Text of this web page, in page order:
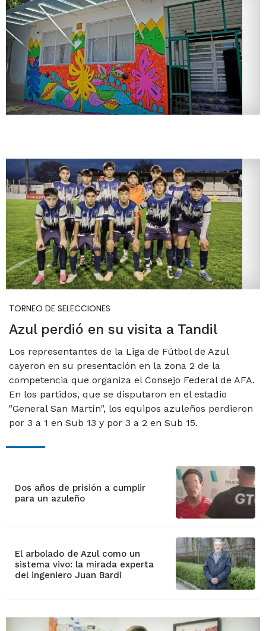
TORNEO DE SELECCIONES
Azul perdió en su visita a Tandil
Los representantes de la Liga de Fútbol de Azul
cayeron en su presentación en la zona 2 de la
competencia que organiza el Consejo Federal de AFA.
En los partidos, que se disputaron en el estadio
"General San Martín", los equipos azuleños perdieron
por 3 a 1 en Sub 13 y por 3 a 2 en Sub 15.
Dos años de prisión a cumplir
para un azuleño
El arbolado de Azul como un
sistema vivo: la mirada experta
del ingeniero Juan Bardi